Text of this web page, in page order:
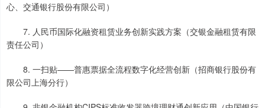
心、交通银行股份有限公司）
7. 人民币国际化融资租赁业务创新实践方案（交银金融租赁有限
责任公司）
8. 一扫贴——普惠票据全流程数字化经营创新（招商银行股份有
限公司上海分行）